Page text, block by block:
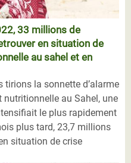
33 millions de
en situation de
au sahel et en
la sonnette d’alarme
nutritionnelle au Sahel, une
le plus rapidement
plus tard, 23,7 millions
situation de crise